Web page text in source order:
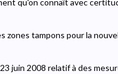
qu'on connaît avec
zones tampons pour la
juin 2008 relatif à des